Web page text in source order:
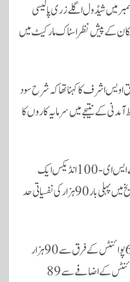
میں شیڈول اگلے زری پالیسی
کے پیش نظر اسٹاک مارکیٹ میں
اشرف کا کہنا تھا کہ شرح سود
کے نتیجے میں سرمایہ کاروں کا
واضح رہے کہ 25 اکتوبر کو بینچ مارک کے ایس ای-100 انڈیکس ایک
ہزار 110 پوائنٹس اضافے کے بعد تاریخ میں پہلی بار 90 ہزار کی نفسیاتی حد
تاہم کاروباری ہفتے کے اختتام پر انڈیکس 6 پوائنٹس کے فرق سے 90 ہزار
پوائنٹس کی حد عبور کیے بغیر 1047 پوائنٹس کے اضافے سے 89